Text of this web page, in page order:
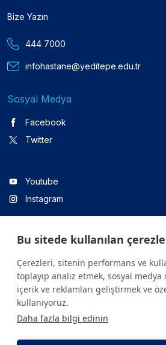
Bize Yazın
444 7000
infohastane@yeditepe.edu.tr
Sosyal Medya
Facebook
Twitter
Youtube
Instagram
Linkedin
Sitede yer alan tüm içerikler yalnızca
Sağlığınızla ilgili sorularınız için
kuruluşuna başvurunuz.
Bu sitede kullanılan
Çerezleri, sitenin performans ve
toplayıp analiz etmek, sosyal
içerik ve reklamları geliştirmek ve
kullanıyoruz.
Daha fazla bilgi edinin